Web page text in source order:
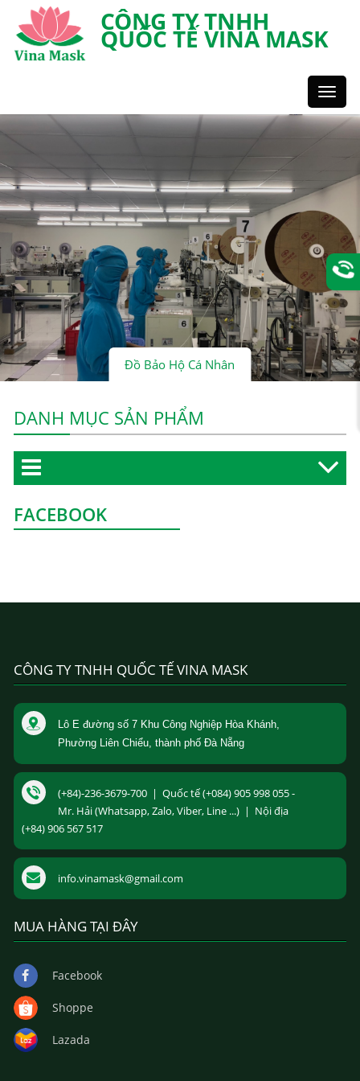
CÔNG TY TNHH
QUỐC TẾ VINA MASK
Styles
Đồ Bảo Hộ Cá Nhân
DANH MỤC SẢN PHẨM
FACEBOOK
CÔNG TY TNHH QUỐC TẾ VINA MASK
Lô E đường số 7 Khu Công Nghiệp Hòa Khánh,
Phường Liên Chiểu, thành phố Đà Nẵng
(+84)-236-3679-700 | Quốc tế (+084) 905 998 055 -
Mr. Hải (Whatsapp, Zalo, Viber, Line ...) | Nội địa
(+84) 906 567 517
info.vinamask@gmail.com
MUA HÀNG TẠI ĐÂY
Facebook
Shoppe
Lazada